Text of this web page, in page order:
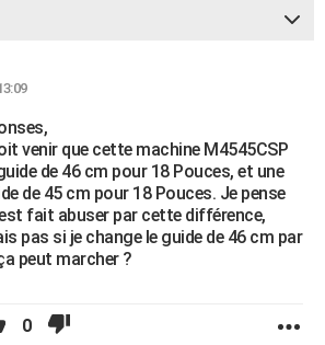
venir que cette machine M4545CSP
de 46 cm pour 18 Pouces, et une
de 45 cm pour 18 Pouces. Je pense
fait abuser par cette différence,
pas si je change le guide de 46 cm par
peut marcher ?
0